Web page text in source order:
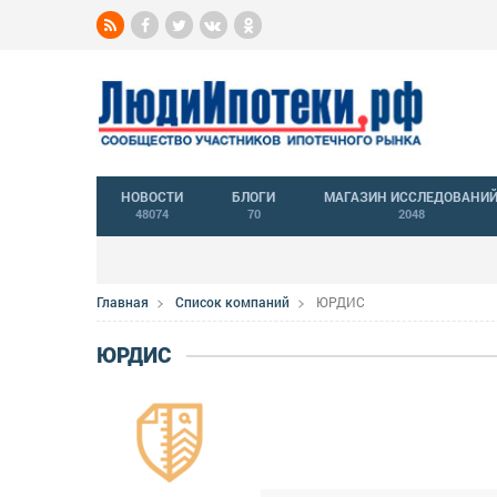
НОВОСТИ
48074
БЛОГИ
70
МАГАЗИН ИССЛЕДОВАНИЙ
2048
Главная Список компаний ЮРДИС
ЮРДИС